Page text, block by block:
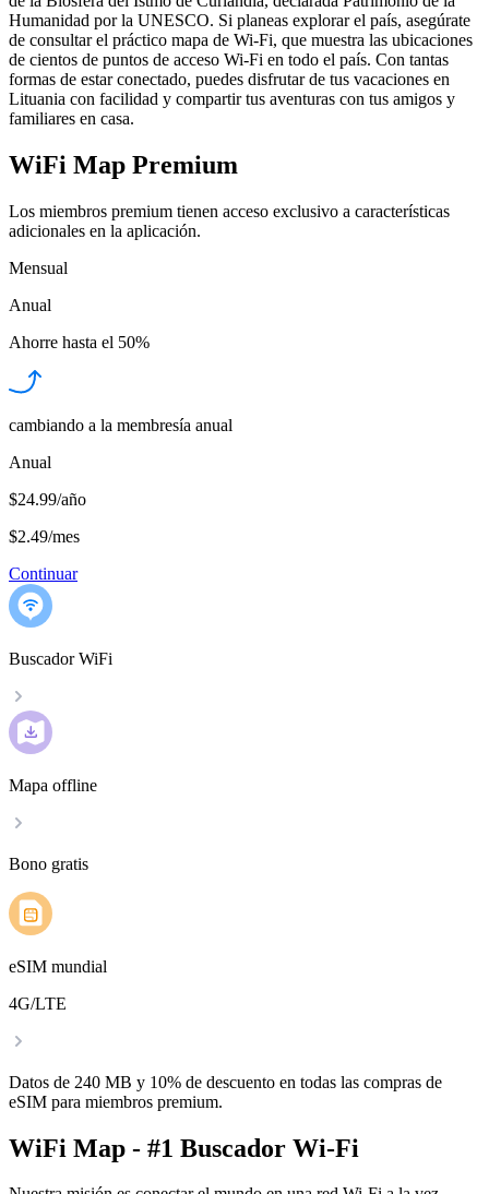
Humanidad por la UNESCO. Si planeas explorar el país, asegúrate
de consultar el práctico mapa de Wi-Fi, que muestra las ubicaciones
de cientos de puntos de acceso Wi-Fi en todo el país. Con tantas
formas de estar conectado, puedes disfrutar de tus vacaciones en
Lituania con facilidad y compartir tus aventuras con tus amigos y
familiares en casa.
WiFi Map Premium
Los miembros premium tienen acceso exclusivo a características
adicionales en la aplicación.
Mensual
Anual
Ahorre hasta el 50%
cambiando a la membresía anual
Anual
$24.99/año
$2.49/mes
Continuar
Buscador WiFi
Mapa offline
Bono gratis
eSIM mundial
4G/LTE
Datos de 240 MB y 10% de descuento en todas las compras de
eSIM para miembros premium.
WiFi Map - #1 Buscador Wi-Fi